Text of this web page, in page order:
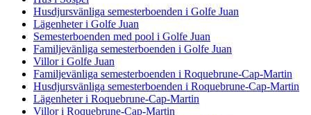
Husdjursvänliga semesterboenden i Golfe Juan
Lägenheter i Golfe Juan
Semesterboenden med pool i Golfe Juan
Familjevänliga semesterboenden i Golfe Juan
Villor i Golfe Juan
Familjevänliga semesterboenden i Roquebrune-Cap-Martin
Husdjursvänliga semesterboenden i Roquebrune-Cap-Martin
Lägenheter i Roquebrune-Cap-Martin
Villor i Roquebrune-Cap-Martin